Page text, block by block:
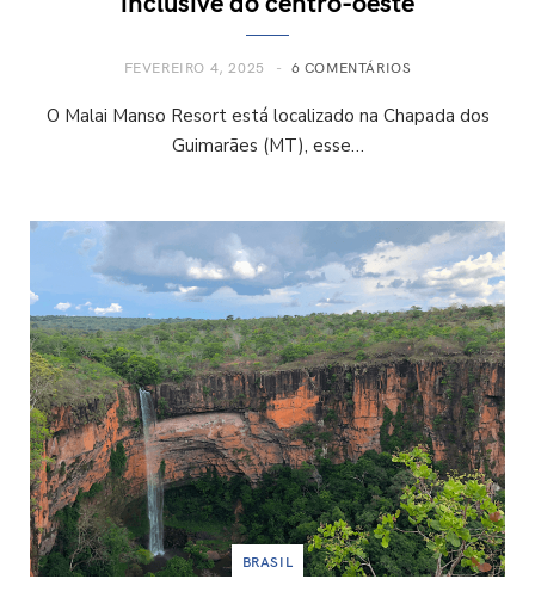
FEVEREIRO 4, 2025 6 COMENTÁRIOS
O Malai Manso Resort está localizado na Chapada dos
Guimarães (MT), esse…
BRASIL